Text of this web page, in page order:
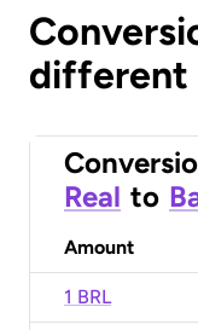
different
Real to
Amount
1 BRL